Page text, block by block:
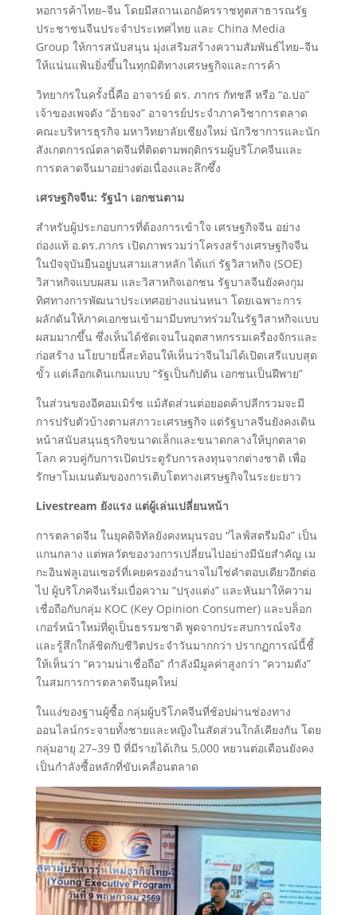
หอการค้าไทย–จีน โดยมีสถานเอกอัครราชทูตสาธารณรัฐ
ประชาชนจีนประจำประเทศไทย และ China Media
Group ให้การสนับสนุน มุ่งเสริมสร้างความสัมพันธ์ไทย–จีน
ให้แน่นแฟ้นยิ่งขึ้นในทุกมิติทางเศรษฐกิจและการค้า
วิทยากรในครั้งนี้คือ อาจารย์ ดร. ภากร กัทชลี หรือ “อ.ปอ”
เจ้าของเพจดัง “อ้ายจง” อาจารย์ประจำภาควิชาการตลาด
คณะบริหารธุรกิจ มหาวิทยาลัยเชียงใหม่ นักวิชาการและนัก
สังเกตการณ์ตลาดจีนที่ติดตามพฤติกรรมผู้บริโภคจีนและ
การตลาดจีนมาอย่างต่อเนื่องและลึกซึ้ง
เศรษฐกิจจีน: รัฐนำ เอกชนตาม
สำหรับผู้ประกอบการที่ต้องการเข้าใจ เศรษฐกิจจีน อย่าง
ถ่องแท้ อ.ดร.ภากร เปิดภาพรวมว่าโครงสร้างเศรษฐกิจจีน
ในปัจจุบันยืนอยู่บนสามเสาหลัก ได้แก่ รัฐวิสาหกิจ (SOE)
วิสาหกิจแบบผสม และวิสาหกิจเอกชน รัฐบาลจีนยังคงกุม
ทิศทางการพัฒนาประเทศอย่างแน่นหนา โดยเฉพาะการ
ผลักดันให้ภาคเอกชนเข้ามามีบทบาทร่วมในรัฐวิสาหกิจแบบ
ผสมมากขึ้น ซึ่งเห็นได้ชัดเจนในอุตสาหกรรมเครื่องจักรและ
ก่อสร้าง นโยบายนี้สะท้อนให้เห็นว่าจีนไม่ได้เปิดเสรีแบบสุด
ขั้ว แต่เลือกเดินเกมแบบ “รัฐเป็นกัปตัน เอกชนเป็นฝีพาย”
ในส่วนของอีคอมเมิร์ซ แม้สัดส่วนต่อยอดค้าปลีกรวมจะมี
การปรับตัวบ้างตามสภาวะเศรษฐกิจ แต่รัฐบาลจีนยังคงเดิน
หน้าสนับสนุนธุรกิจขนาดเล็กและขนาดกลางให้บุกตลาด
โลก ควบคู่กับการเปิดประตูรับการลงทุนจากต่างชาติ เพื่อ
รักษาโมเมนตัมของการเติบโตทางเศรษฐกิจในระยะยาว
Livestream ยังแรง แต่ผู้เล่นเปลี่ยนหน้า
การตลาดจีน ในยุคดิจิทัลยังคงหมุนรอบ “ไลฟ์สตรีมมิง” เป็น
แกนกลาง แต่พลวัตของวงการเปลี่ยนไปอย่างมีนัยสำคัญ เม
กะอินฟลูเอนเซอร์ที่เคยครองอำนาจไม่ใช่คำตอบเดียวอีกต่อ
ไป ผู้บริโภคจีนเริ่มเบื่อความ “ปรุงแต่ง” และหันมาให้ความ
เชื่อถือกับกลุ่ม KOC (Key Opinion Consumer) และบล็อก
เกอร์หน้าใหม่ที่ดูเป็นธรรมชาติ พูดจากประสบการณ์จริง
และรู้สึกใกล้ชิดกับชีวิตประจำวันมากกว่า ปรากฏการณ์นี้ชี้
ให้เห็นว่า “ความน่าเชื่อถือ” กำลังมีมูลค่าสูงกว่า “ความดัง”
ในสมการการตลาดจีนยุคใหม่
ในแง่ของฐานผู้ซื้อ กลุ่มผู้บริโภคจีนที่ช้อปผ่านช่องทาง
ออนไลน์กระจายทั้งชายและหญิงในสัดส่วนใกล้เคียงกัน โดย
กลุ่มอายุ 27–39 ปี ที่มีรายได้เกิน 5,000 หยวนต่อเดือนยังคง
เป็นกำลังซื้อหลักที่ขับเคลื่อนตลาด